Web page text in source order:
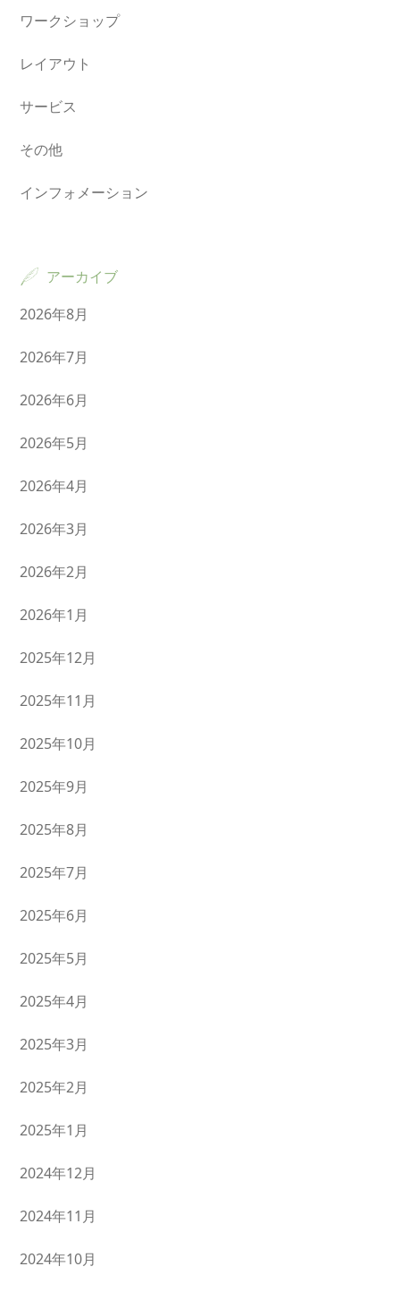
ワークショップ
レイアウト
サービス
その他
インフォメーション
アーカイブ
2026年8月
2026年7月
2026年6月
2026年5月
2026年4月
2026年3月
2026年2月
2026年1月
2025年12月
2025年11月
2025年10月
2025年9月
2025年8月
2025年7月
2025年6月
2025年5月
2025年4月
2025年3月
2025年2月
2025年1月
2024年12月
2024年11月
2024年10月